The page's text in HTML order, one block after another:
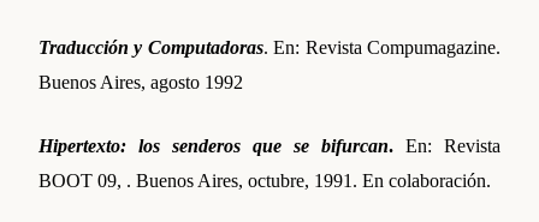
Traducción y Computadoras. En: Revista Compumagazine.
Buenos Aires, agosto 1992
Hipertexto: los senderos que se bifurcan. En: Revista
BOOT 09, . Buenos Aires, octubre, 1991. En colaboración.